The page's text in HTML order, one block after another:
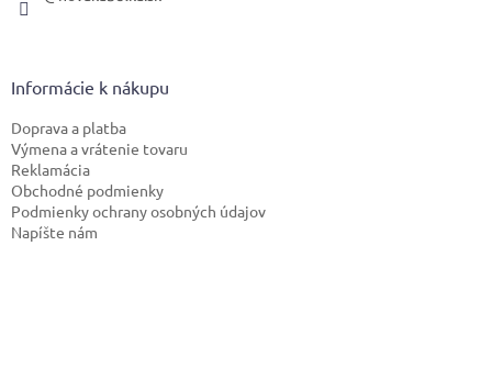
Informácie k nákupu
Doprava a platba
Výmena a vrátenie tovaru
Reklamácia
Obchodné podmienky
Podmienky ochrany osobných údajov
Napíšte nám